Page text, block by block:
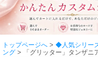
トップページへ > ◆人気シリー
ング > 「グリッター」タンザニ